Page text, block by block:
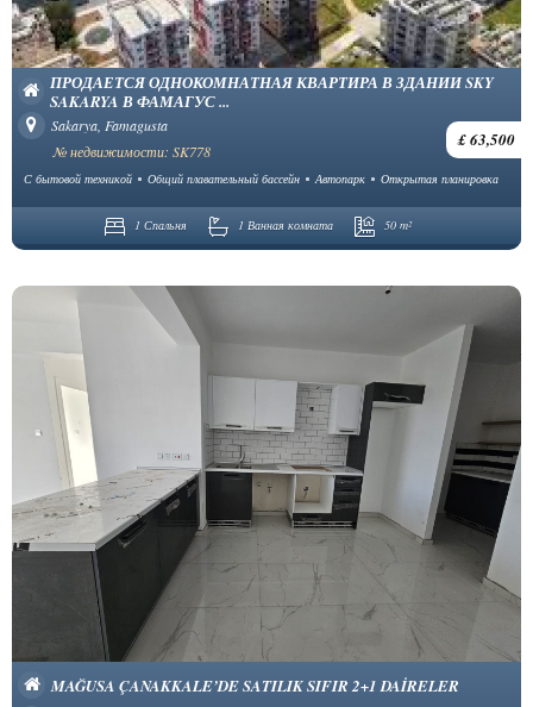
ПРОДАЕТСЯ ОДНОКОМНАТНАЯ КВАРТИРА В ЗДАНИИ SKY
SAKARYA В ФАМАГУС ...
Sakarya, Famagusta
£ 63,500
№ недвижимости: SK778
С бытовой техникой Общий плавательный бассейн Автопарк Открытая планировка
1 Спальня 1 Ванная комната 50 m²
MAĞUSA ÇANAKKALE’DE SATILIK SIFIR 2+1 DAİRELER